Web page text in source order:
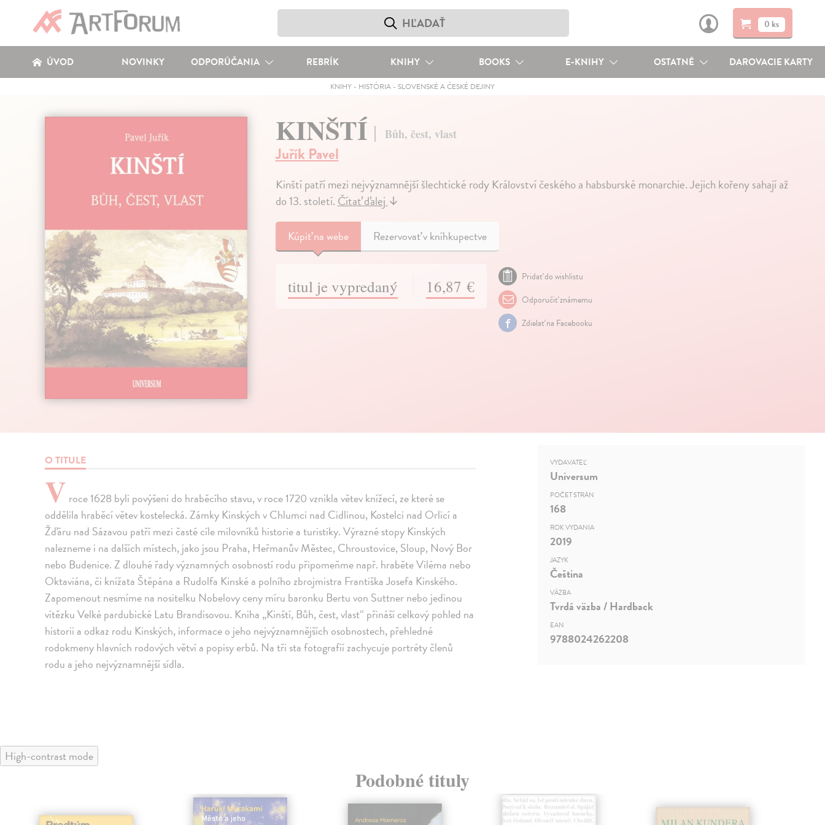
0 ks
ÚVOD NOVINKY ODPORÚČANIA REBRÍK KNIHY BOOKS E-KNIHY OSTATNÉ DAROVACIE KARTY
KNIHY- HISTÓRIA- SLOVENSKÉ A ČESKÉ DEJINY
KINŠTÍ Bůh, čest, vlast
Juřík Pavel
Kinští patří mezi nejvýznamnější šlechtické rody Království českého a habsburské monarchie. Jejich kořeny sahají až
do 13. století.Čítať ďalej↓
Kúpiťna webe Rezervovať v kníhkupectve
titul je vypredaný 16,87 €
Pridať do wishlistu
Odporučiť známemu
Zdielať na Facebooku
O TITULE
V roce 1628 byli povýšeni do hraběcího stavu, v roce 1720 vznikla větev knížecí, ze které se
oddělila hraběcí větev kostelecká. Zámky Kinských v Chlumci nad Cidlinou, Kostelci nad Orlicí a
Žďáru nad Sázavou patří mezi časté cíle milovníků historie a turistiky. Výrazné stopy Kinských
nalezneme i na dalších místech, jako jsou Praha, Heřmanův Městec, Chroustovice, Sloup, Nový Bor
nebo Budenice. Z dlouhé řady významných osobností rodu připomeňme např. hraběte Viléma nebo
Oktaviána, či knížata Štěpána a Rudolfa Kinské a polního zbrojmistra Františka Josefa Kinského.
Zapomenout nesmíme na nositelku Nobelovy ceny míru baronku Bertu von Suttner nebo jedinou
vítězku Velké pardubické Latu Brandisovou. Kniha „Kinští, Bůh, čest, vlast“ přináší celkový pohled na
historii a odkaz rodu Kinských, informace o jeho nejvýznamnějších osobnostech, přehledné
rodokmeny hlavních rodových větví a popisy erbů. Na tři sta fotografií zachycuje portréty členů
rodu a jeho nejvýznamnější sídla.
VYDAVATEĽ
Universum
POČET STRÁN
168
ROK VYDANIA
2019
JAZYK
Čeština
VÄZBA
Tvrdá väzba / Hardback
EAN
9788024262208
High-contrast mode
Podobné tituly